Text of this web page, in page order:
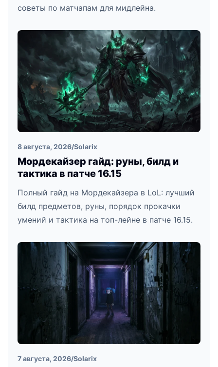
советы по матчапам для мидлейна.
8 августа, 2026/Solarix
Мордекайзер гайд: руны, билд и
тактика в патче 16.15
Полный гайд на Мордекайзера в LoL: лучший
билд предметов, руны, порядок прокачки
умений и тактика на топ-лейне в патче 16.15.
7 августа, 2026/Solarix